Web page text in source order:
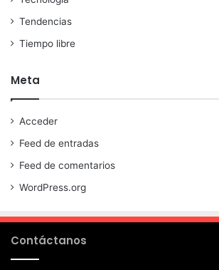
Tendencias
Tiempo libre
Meta
Acceder
Feed de entradas
Feed de comentarios
WordPress.org
Contáctanos